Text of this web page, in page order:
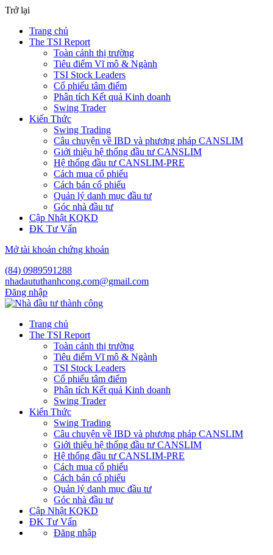
Trở lại
Trang chủ
The TSI Report
Toàn cảnh thị trường
Tiêu điểm Vĩ mô & Ngành
TSI Stock Leaders
Cổ phiếu tâm điểm
Phân tích Kết quả Kinh doanh
Swing Trader
Kiến Thức
Swing Trading
Câu chuyện về IBD và phương pháp CANSLIM
Giới thiệu hệ thống đầu tư CANSLIM
Hệ thống đầu tư CANSLIM-PRE
Cách mua cổ phiếu
Cách bán cổ phiếu
Quản lý danh mục đầu tư
Góc nhà đầu tư
Cập Nhật KQKD
ĐK Tư Vấn
Mở tài khoản chứng khoán
(84) 0989591288
nhadaututhanhcong.com@gmail.com
Đăng nhập
Trang chủ
The TSI Report
Toàn cảnh thị trường
Tiêu điểm Vĩ mô & Ngành
TSI Stock Leaders
Cổ phiếu tâm điểm
Phân tích Kết quả Kinh doanh
Swing Trader
Kiến Thức
Swing Trading
Câu chuyện về IBD và phương pháp CANSLIM
Giới thiệu hệ thống đầu tư CANSLIM
Hệ thống đầu tư CANSLIM-PRE
Cách mua cổ phiếu
Cách bán cổ phiếu
Quản lý danh mục đầu tư
Góc nhà đầu tư
Cập Nhật KQKD
ĐK Tư Vấn
Đăng nhập